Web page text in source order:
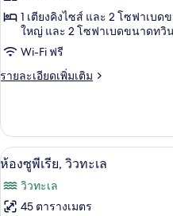
Room,
Golf
View
1 เตียงคิงไซส์ และ 2 โซฟาเบ
ใหญ่ และ 2 โซฟาเบดขนาดทวิ
Wi-Fi ฟรี
รายละเอียดเพิ่มเติม
ราย
เกี่ยว
กับ
Superior
Room,
Golf
View
เปิด
ภาพถ่าย
ทั้งหมด
5
ห้องซูพีเรีย, วิวทะเล
วิวทะเล
45 ตารางเมตร